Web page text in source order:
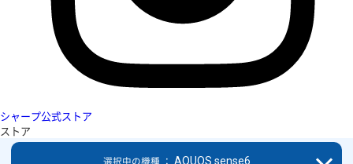
シャープ公式ストア
ストア
選択中の機種 ： AQUOS sense6